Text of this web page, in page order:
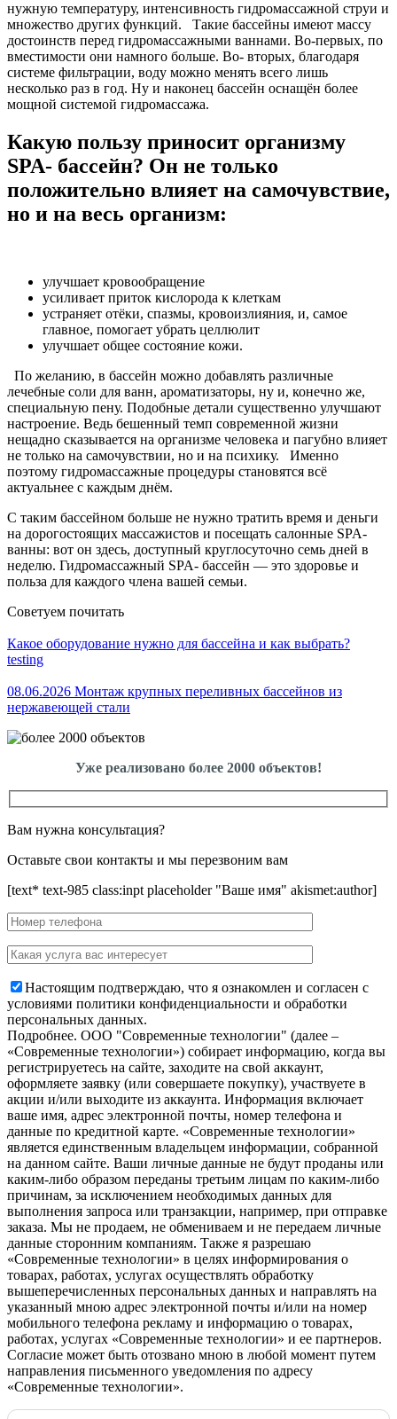
нужную температуру, интенсивность гидромассажной струи и
множество других функций. Такие бассейны имеют массу
достоинств перед гидромассажными ваннами. Во-первых, по
вместимости они намного больше. Во- вторых, благодаря
системе фильтрации, воду можно менять всего лишь
несколько раз в год. Ну и наконец бассейн оснащён более
мощной системой гидромассажа.
Какую пользу приносит организму
SPA- бассейн? Он не только
положительно влияет на самочувствие,
но и на весь организм:
улучшает кровообращение
усиливает приток кислорода к клеткам
устраняет отёки, спазмы, кровоизлияния, и, самое
главное, помогает убрать целлюлит
улучшает общее состояние кожи.
По желанию, в бассейн можно добавлять различные
лечебные соли для ванн, ароматизаторы, ну и, конечно же,
специальную пену. Подобные детали существенно улучшают
настроение. Ведь бешенный темп современной жизни
нещадно сказывается на организме человека и пагубно влияет
не только на самочувствии, но и на психику. Именно
поэтому гидромассажные процедуры становятся всё
актуальнее с каждым днём.
С таким бассейном больше не нужно тратить время и деньги
на дорогостоящих массажистов и посещать салонные SPA-
ванны: вот он здесь, доступный круглосуточно семь дней в
неделю. Гидромассажный SPA- бассейн — это здоровье и
польза для каждого члена вашей семьи.
Советуем почитать
Какое оборудование нужно для бассейна и как выбрать?
testing
08.06.2026 Монтаж крупных переливных бассейнов из
нержавеющей стали
Уже реализовано более 2000 объектов!
Вам нужна консультация?
Оставьте свои контакты и мы перезвоним вам
[text* text-985 class:inpt placeholder "Ваше имя" akismet:author]
Настоящим подтверждаю, что я ознакомлен и согласен с
условиями политики конфиденциальности и обработки
персональных данных.
Подробнее. OOO "Современные технологии" (далее –
«Современные технологии») собирает информацию, когда вы
регистрируетесь на сайте, заходите на свой аккаунт,
оформляете заявку (или совершаете покупку), участвуете в
акции и/или выходите из аккаунта. Информация включает
ваше имя, адрес электронной почты, номер телефона и
данные по кредитной карте. «Современные технологии»
является единственным владельцем информации, собранной
на данном сайте. Ваши личные данные не будут проданы или
каким-либо образом переданы третьим лицам по каким-либо
причинам, за исключением необходимых данных для
выполнения запроса или транзакции, например, при отправке
заказа. Мы не продаем, не обмениваем и не передаем личные
данные сторонним компаниям. Также я разрешаю
«Современные технологии» в целях информирования о
товарах, работах, услугах осуществлять обработку
вышеперечисленных персональных данных и направлять на
указанный мною адрес электронной почты и/или на номер
мобильного телефона рекламу и информацию о товарах,
работах, услугах «Современные технологии» и ее партнеров.
Согласие может быть отозвано мною в любой момент путем
направления письменного уведомления по адресу
«Современные технологии».